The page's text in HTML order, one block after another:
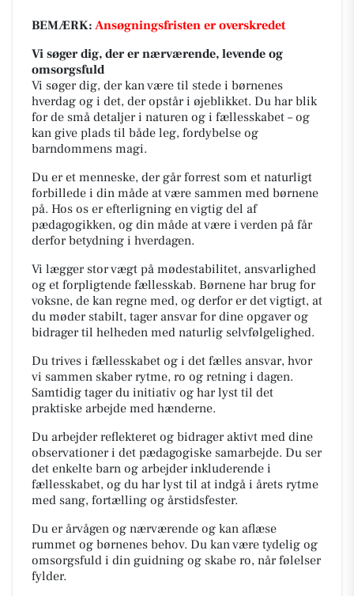
BEMÆRK: Ansøgningsfristen er overskredet
Vi søger dig, der er nærværende, levende og
omsorgsfuld
Vi søger dig, der kan være til stede i børnenes
hverdag og i det, der opstår i øjeblikket. Du har blik
for de små detaljer i naturen og i fællesskabet – og
kan give plads til både leg, fordybelse og
barndommens magi.
Du er et menneske, der går forrest som et naturligt
forbillede i din måde at være sammen med børnene
på. Hos os er efterligning en vigtig del af
pædagogikken, og din måde at være i verden på får
derfor betydning i hverdagen.
Vi lægger stor vægt på mødestabilitet, ansvarlighed
og et forpligtende fællesskab. Børnene har brug for
voksne, de kan regne med, og derfor er det vigtigt, at
du møder stabilt, tager ansvar for dine opgaver og
bidrager til helheden med naturlig selvfølgelighed.
Du trives i fællesskabet og i det fælles ansvar, hvor
vi sammen skaber rytme, ro og retning i dagen.
Samtidig tager du initiativ og har lyst til det
praktiske arbejde med hænderne.
Du arbejder reflekteret og bidrager aktivt med dine
observationer i det pædagogiske samarbejde. Du ser
det enkelte barn og arbejder inkluderende i
fællesskabet, og du har lyst til at indgå i årets rytme
med sang, fortælling og årstidsfester.
Du er årvågen og nærværende og kan aflæse
rummet og børnenes behov. Du kan være tydelig og
omsorgsfuld i din guidning og skabe ro, når følelser
fylder.